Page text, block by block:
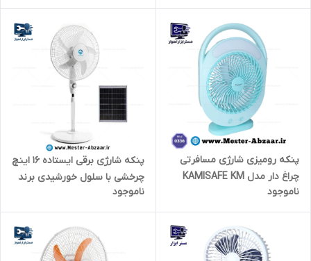
پنکه رومیزی شارژی مسافرتی
چراغ دار مدل KAMISAFE KM
F0336
ناموجود
پنکه شارژی برقی ایستاده 16 اینچ
چرخشی با سلول خورشیدی برند
151S
ناموجود